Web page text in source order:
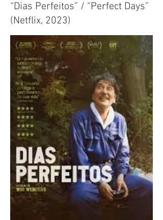
“Dias Perfeitos” / “Perfect Days”
(Netflix, 2023)